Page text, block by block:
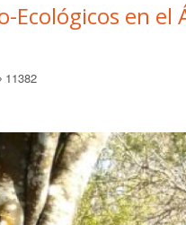
Ecológicos en
11382